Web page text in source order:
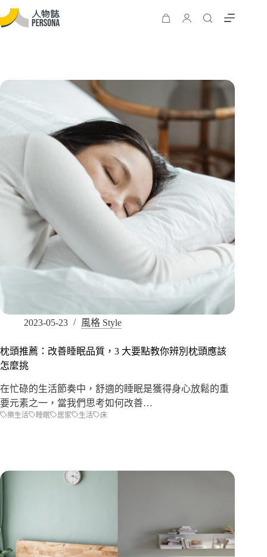
2023-05-23 風格 Style
枕頭推薦：改善睡眠品質，3 大要點教你辨別枕頭應該
怎麼挑
在忙碌的生活節奏中，舒適的睡眠是獲得身心放鬆的重
要元素之一，當我們思考如何改善…
樂生活 睡眠 居家 生活 床